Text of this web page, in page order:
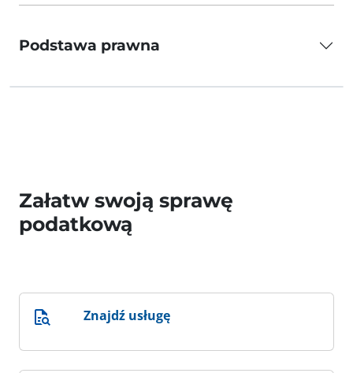
Podstawa prawna
Załatw swoją sprawę
podatkową
Znajdź usługę